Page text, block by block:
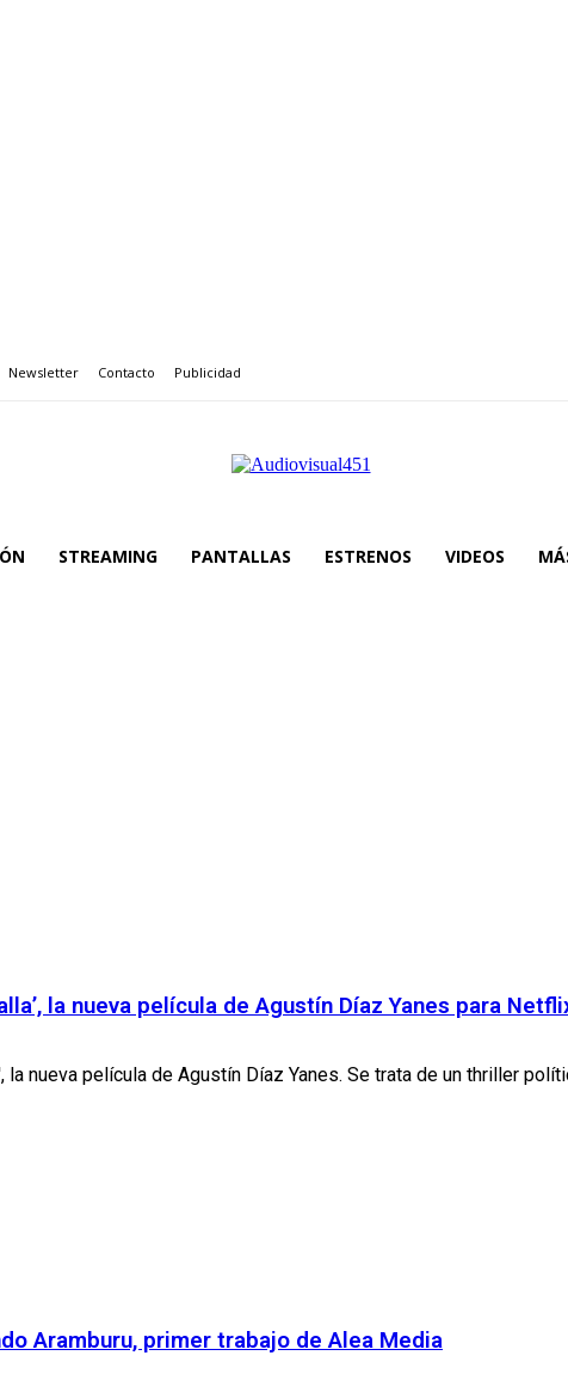
Newsletter Contacto Publicidad
STREAMING PANTALLAS ESTRENOS VIDEOS
la nueva película de Agustín Díaz Yanes para
nueva película de Agustín Díaz Yanes. Se trata de un thriller
Aramburu, primer trabajo de Alea Media